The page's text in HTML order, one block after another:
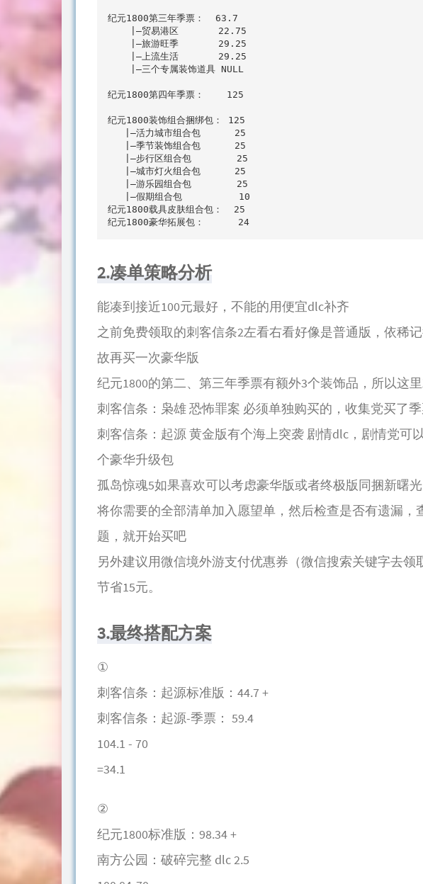
纪元1800第三年季票：  63.7
    |—贸易港区       22.75
    |—旅游旺季       29.25
    |—上流生活       29.25
    |—三个专属装饰道具 NULL
纪元1800第四年季票：    125
纪元1800装饰组合捆绑包： 125
   |—活力城市组合包      25
   |—季节装饰组合包      25
   |—步行区组合包        25
   |—城市灯火组合包      25
   |—游乐园组合包        25
   |—假期组合包          10
纪元1800载具皮肤组合包：  25
2.凑单策略分析
能凑到接近100元最好，不能的用便宜dlc补齐
之前免费领取的刺客信条2左看右看好像是普通版，依稀
故再买一次豪华版
纪元1800的第二、第三年季票有额外3个装饰品，所以这
刺客信条：枭雄 恐怖罪案 必须单独购买的，收集党买了
刺客信条：起源 黄金版有个海上突袭 剧情dlc，剧情党可
个豪华升级包
孤岛惊魂5如果喜欢可以考虑豪华版或者终极版同捆新曙
将你需要的全部清单加入愿望单，然后检查是否有遗漏
题，就开始买吧
另外建议用微信境外游支付优惠券（微信搜索关键字去领
节省15元。
3.最终搭配方案
①
刺客信条：起源标准版：44.7 +
刺客信条：起源-季票： 59.4
104.1 - 70
=34.1
②
纪元1800标准版：98.34 +
南方公园：破碎完整 dlc 2.5